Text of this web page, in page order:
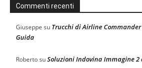
Commenti recenti
Giuseppe su Trucchi di Airline
Guida
RobertosuSoluzioni Indovina Immagine 2